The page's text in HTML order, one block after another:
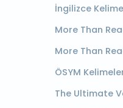
İngilizce
More Than
More Than
ÖSYM
The Ultimate